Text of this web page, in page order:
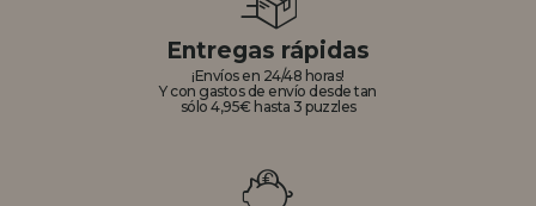
Entregas rápidas
¡Envíos en 24/48 horas!
Y con gastos de envío desde tan
sólo 4,95€ hasta 3 puzzles